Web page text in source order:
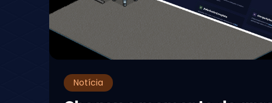
Notícia